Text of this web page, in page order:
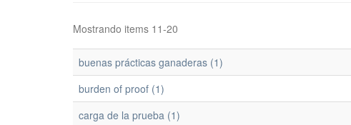
Mostrando items 11-20
buenas prácticas ganaderas (1)
burden of proof (1)
carga de la prueba (1)